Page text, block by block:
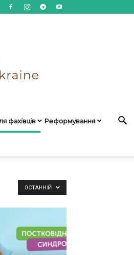
фахівців Реформування
ОСТАННІЙ